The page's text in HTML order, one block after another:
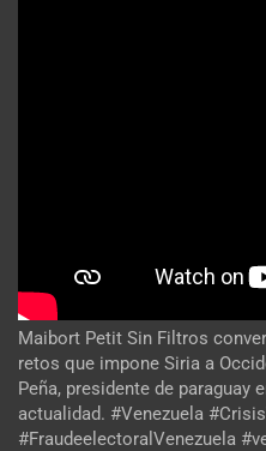
Maibort Petit Sin Filtros
retos que impone Siria a
Peña, presidente de paraguay
actualidad. #Venezuela
#FraudeelectoralVenezuela